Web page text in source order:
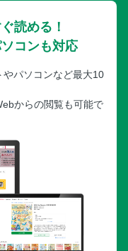
読める！
コンも対応
パソコンなど最大10
からの閲覧も可能で